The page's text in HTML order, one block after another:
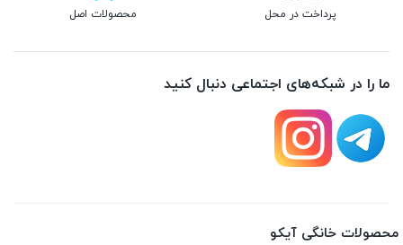
پرداخت در محل محصولات اصل
ما را در شبکه‌های اجتماعی دنبال کنید
محصولات خانگی آیکو